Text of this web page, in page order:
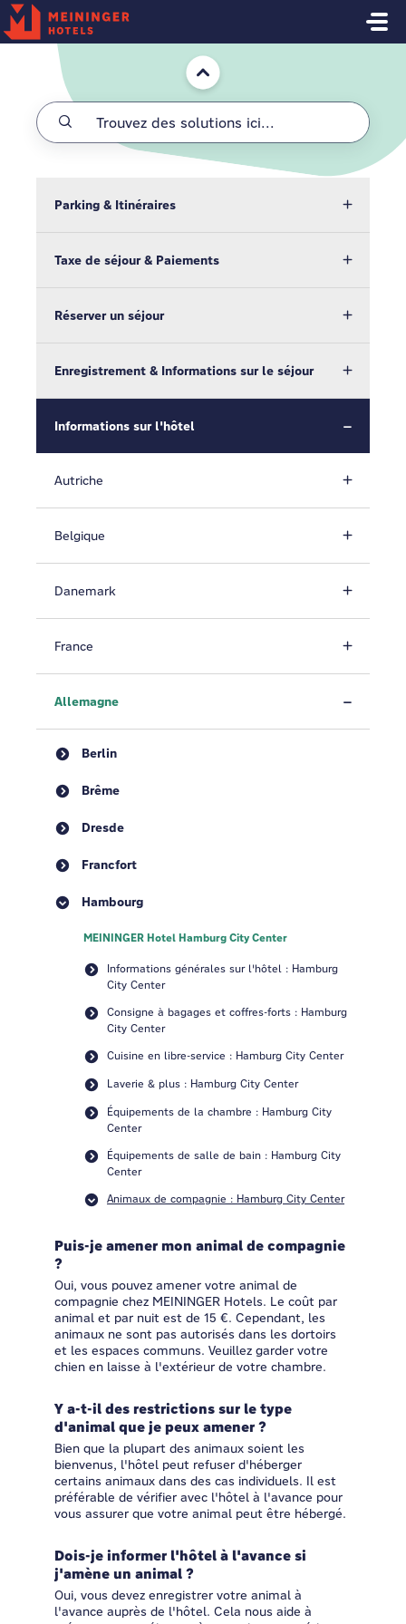
Passer au contenu principal
Accueil
Parking & Itinéraires
Taxe de séjour & Paiements
Réserver un séjour
Enregistrement & Informations sur le séjour
Informations sur l'hôtel
Autriche
Belgique
Danemark
France
Allemagne
Berlin
Brême
Dresde
Francfort
Hambourg
MEININGER Hotel Hamburg City Center
Informations générales sur l'hôtel : Hamburg
City Center
Consigne à bagages et coffres-forts : Hamburg
City Center
Cuisine en libre-service : Hamburg City Center
Laverie & plus : Hamburg City Center
Équipements de la chambre : Hamburg City
Center
Équipements de salle de bain : Hamburg City
Center
Animaux de compagnie : Hamburg City Center
Puis-je amener mon animal de compagnie
?
Oui, vous pouvez amener votre animal de
compagnie chez MEININGER Hotels. Le coût par
animal et par nuit est de 15 €. Cependant, les
animaux ne sont pas autorisés dans les dortoirs
et les espaces communs. Veuillez garder votre
chien en laisse à l'extérieur de votre chambre.
Y a-t-il des restrictions sur le type
d'animal que je peux amener ?
Bien que la plupart des animaux soient les
bienvenus, l'hôtel peut refuser d'héberger
certains animaux dans des cas individuels. Il est
préférable de vérifier avec l'hôtel à l'avance pour
vous assurer que votre animal peut être hébergé.
Dois-je informer l'hôtel à l'avance si
j'amène un animal ?
Oui, vous devez enregistrer votre animal à
l'avance auprès de l'hôtel. Cela nous aide à